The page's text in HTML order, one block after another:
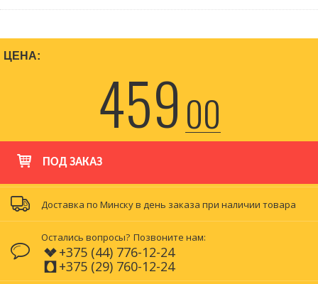
ЦЕНА:
45900
ПОД ЗАКАЗ
Доставка по Минску в день заказа при наличии товара
Остались вопросы? Позвоните нам:
+375 (44) 776-12-24
+375 (29) 760-12-24